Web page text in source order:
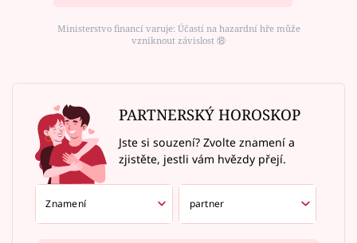
Ministerstvo financí varuje: Účastí na hazardní hře může
vzniknout závislost ⑱
PARTNERSKÝ HOROSKOP
Jste si souzení? Zvolte znamení a
zjistěte, jestli vám hvězdy přejí.